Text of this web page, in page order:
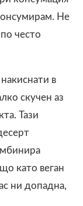
Не
често
в
скучен аз
Тази
като веган
ни допадна,